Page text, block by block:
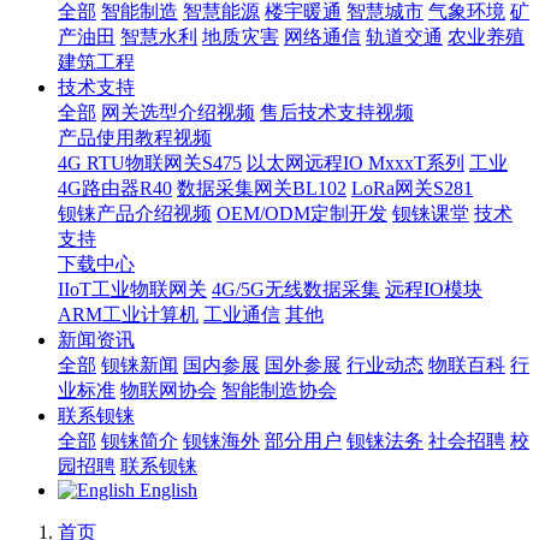
全部 智能制造 智慧能源 楼宇暖通 智慧城市 气象环境 矿
产油田 智慧水利 地质灾害 网络通信 轨道交通 农业养殖
建筑工程
技术支持
全部 网关选型介绍视频 售后技术支持视频
产品使用教程视频
4G RTU物联网关S475 以太网远程IO MxxxT系列 工业
4G路由器R40 数据采集网关BL102 LoRa网关S281
钡铼产品介绍视频 OEM/ODM定制开发 钡铼课堂 技术
支持
下载中心
IIoT工业物联网关 4G/5G无线数据采集 远程IO模块
ARM工业计算机 工业通信 其他
新闻资讯
全部 钡铼新闻 国内参展 国外参展 行业动态 物联百科 行
业标准 物联网协会 智能制造协会
联系钡铼
全部 钡铼简介 钡铼海外 部分用户 钡铼法务 社会招聘 校
园招聘 联系钡铼
English
首页